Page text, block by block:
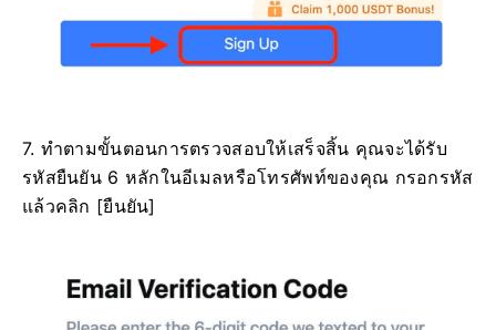
7. ทำตามขั้นตอนการตรวจสอบให้เสร็จสิ้น คุณจะได้รับ
รหัสยืนยัน 6 หลักในอีเมลหรือโทรศัพท์ของคุณ กรอกรหัส
แล้วคลิก [ยืนยัน]